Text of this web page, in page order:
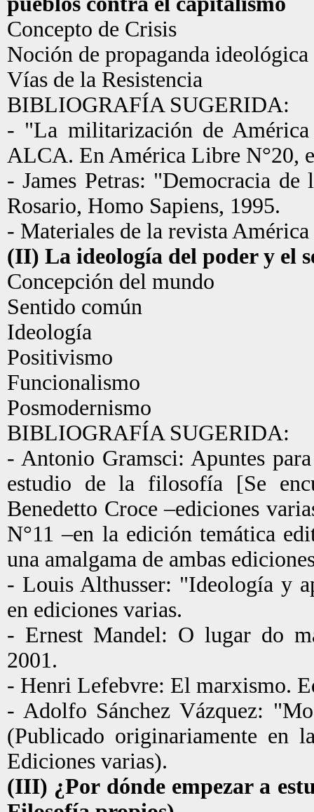
Concepto de Crisis
Noción de propaganda ideológica
Vías de la Resistencia
BIBLIOGRAFÍA SUGERIDA:
- "La militarización de
ALCA. En América Libre N°20,
- James Petras: "Democracia
Rosario, Homo Sapiens, 1995.
- Materiales de la revista
(II) La ideología del poder y el
Concepción del mundo
Sentido común
Ideología
Positivismo
Funcionalismo
Posmodernismo
BIBLIOGRAFÍA SUGERIDA:
- Antonio Gramsci: Apuntes
estudio de la filosofía [Se
Benedetto Croce –ediciones
N°11 –en la edición temática
una amalgama de ambas
- Louis Althusser: "Ideología y
en ediciones varias.
- Ernest Mandel: O lugar do
2001.
- Henri Lefebvre: El marxismo.
- Adolfo Sánchez Vázquez:
(Publicado originariamente en
Ediciones varias).
(III) ¿Por dónde empezar a